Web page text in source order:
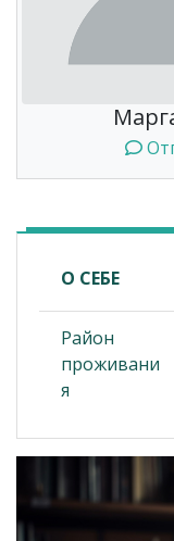
О СЕБЕ
Район
проживани
я